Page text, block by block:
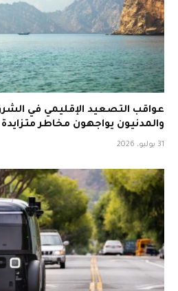
عواقب التصعيد الإقليمي في
والمدنيون يواجهون مخاطر متزايدة
31 يوليو، 2026